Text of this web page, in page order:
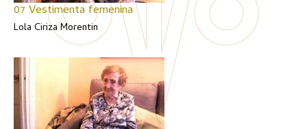
07 Vestimenta femenina
Lola Ciriza Morentin